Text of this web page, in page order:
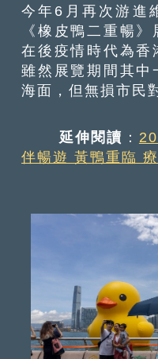
今年6月再次游進
《橡皮鴨二重暢
在後疫情時代為香
雖然展覽期間其中
海面，但無損市民
延伸閱讀 ：
伴暢遊 黃鴨重臨